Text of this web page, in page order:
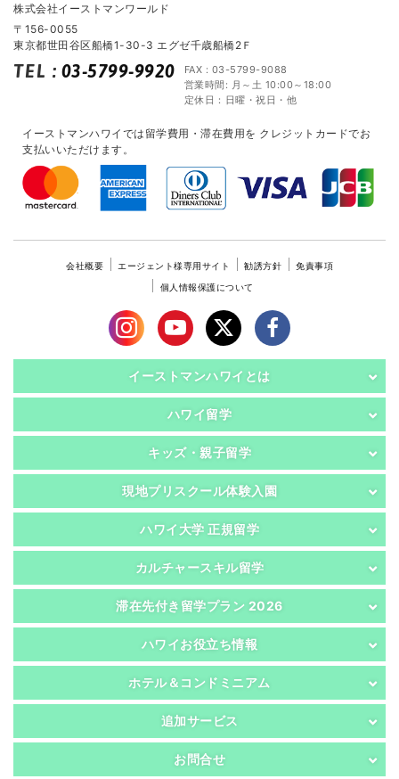
株式会社イーストマンワールド
〒156-0055
東京都世田谷区船橋1-30-3 エグゼ千歳船橋2Ｆ
TEL : 03-5799-9920
FAX : 03-5799-9088
営業時間: 月～土 10:00～18:00
定休日：日曜・祝日・他
イーストマンハワイでは留学費用・滞在費用を クレジットカードでお
支払いいただけます。
会社概要 エージェント様専用サイト 勧誘方針
免責事項
個人情報保護について
イーストマンハワイとは
ハワイ留学
キッズ・親子留学
現地プリスクール体験入園
ハワイ大学 正規留学
カルチャースキル留学
滞在先付き留学プラン 2026
ハワイお役立ち情報
ホテル＆コンドミニアム
追加サービス
お問合せ